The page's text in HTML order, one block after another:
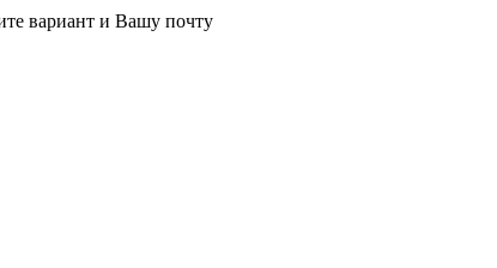
вариант и Вашу почту